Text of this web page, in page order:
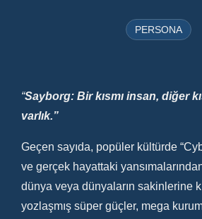
PERSONA
“Sayborg: Bir kısmı insan, diğer
varlık.”
Geçen sayıda, popüler kültürde
ve gerçek hayattaki
dünya veya dünyaların sakinlerine
yozlaşmış süper güçler, mega